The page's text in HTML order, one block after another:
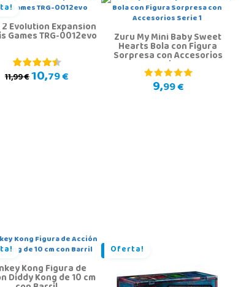
Evolution Expansion
Games TRG-0012evo
11,99 €10,79 €
Zuru My Mini Baby Sweet
Hearts Bola con Figura
Sorpresa con Accesorios
Serie 1
9,99 €
Kong Figura de
Diddy Kong de 10 cm
Oferta!